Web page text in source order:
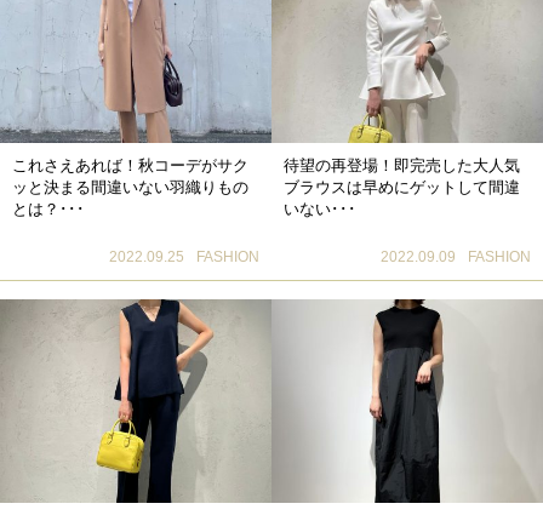
これさえあれば！秋コーデがサク
ッと決まる間違いない羽織りもの
とは？･･･
2022.09.25 FASHION
待望の再登場！即完売した大人気
ブラウスは早めにゲットして間違
いない･･･
2022.09.09 FASHION